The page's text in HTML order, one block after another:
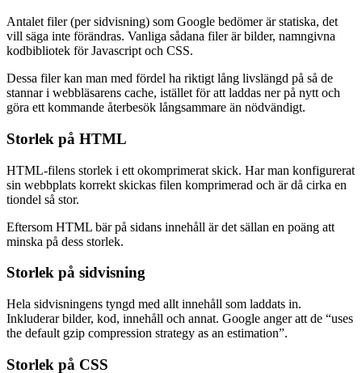
Antalet filer (per sidvisning) som Google bedömer är statiska, det
vill säga inte förändras. Vanliga sådana filer är bilder, namngivna
kodbibliotek för Javascript och CSS.
Dessa filer kan man med fördel ha riktigt lång livslängd på så de
stannar i webbläsarens cache, istället för att laddas ner på nytt och
göra ett kommande återbesök långsammare än nödvändigt.
Storlek på HTML
HTML-filens storlek i ett okomprimerat skick. Har man konfigurerat
sin webbplats korrekt skickas filen komprimerad och är då cirka en
tiondel så stor.
Eftersom HTML bär på sidans innehåll är det sällan en poäng att
minska på dess storlek.
Storlek på sidvisning
Hela sidvisningens tyngd med allt innehåll som laddats in.
Inkluderar bilder, kod, innehåll och annat. Google anger att de “uses
the default gzip compression strategy as an estimation”.
Storlek på CSS